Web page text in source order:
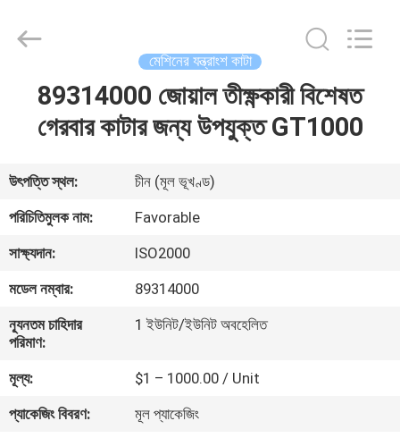
আমাদের
সম্পর্কে
কারখানা
ভ্রমণ
মান
নিয়ন্ত্রণ
EQUIPMENT
CO.,LTD.
মেশিনের যন্ত্রাংশ কাটা
89314000 জোয়াল তীক্ষ্ণকারী বিশেষত
গেরবার কাটার জন্য উপযুক্ত GT1000
উৎপত্তি স্থল:
চীন (মূল ভূখণ্ড)
পরিচিতিমুলক নাম:
Favorable
সাক্ষ্যদান:
ISO2000
মডেল নম্বার:
89314000
ন্যূনতম চাহিদার
পরিমাণ:
1 ইউনিট/ইউনিট অবহেলিত
মূল্য:
$1 – 1000.00 / Unit
প্যাকেজিং বিবরণ:
মূল প্যাকেজিং